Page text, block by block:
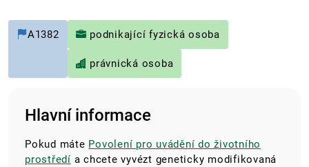
A1382 podnikající fyzická osoba
právnická osoba
Hlavní informace
Pokud máte Povolení pro uvádění do životního
prostředí a chcete vyvézt geneticky modifikovaná